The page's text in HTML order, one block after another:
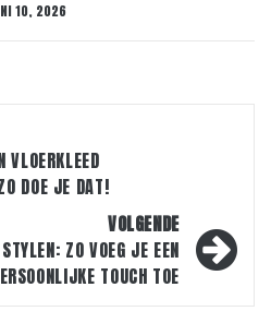
10, 2026
VLOERKLEED
DOE JE DAT!
VOLGENDE
ZO VOEG JE EEN
TOUCH TOE